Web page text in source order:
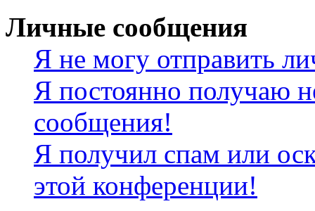
Личные сообщения
Я не могу отправить
Я постоянно получаю
сообщения!
Я получил спам или
этой конференции!